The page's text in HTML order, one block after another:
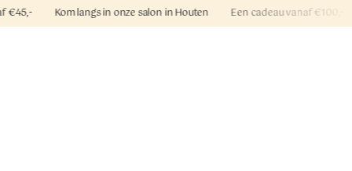
€45,- Kom langs in onze salon in Houten Een cadeau vanaf